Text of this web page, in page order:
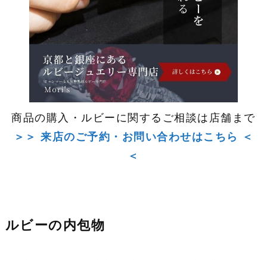
商品の購入・ルビーに関するご相談は店舗まで
＞＞ 来店のご予約・お問い合わせはこちら ＜
＜
ルビーの内包物